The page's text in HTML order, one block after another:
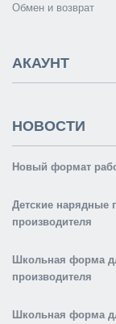
Обмен и возврат
АКАУНТ
НОВОСТИ
Новый формат
Детские нарядные
производителя
Школьная форма
производителя
Школьная форма